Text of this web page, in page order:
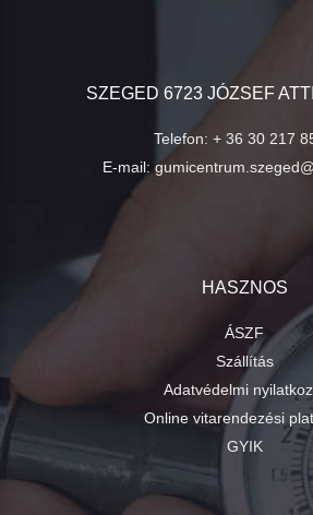
SZEGED 6723 JÓZSEF
Telefon: + 36 30 217
E-mail:
HASZNOS
ÁSZF
Szállítás
Adatvédelmi
Online vitarendezési
GYIK